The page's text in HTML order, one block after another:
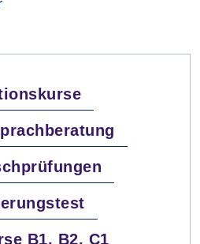
B1, B2, C1